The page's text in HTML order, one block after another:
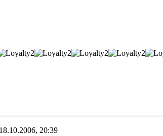
20:39